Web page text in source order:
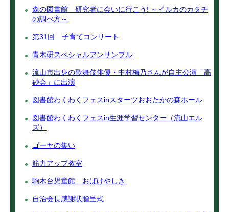
森の図書館 研究者に会いに行こう! ～イルカのカタチ
の調べ方～
第31回 子育てコンサート
青木研スペシャルアンサンブル
流山市出身の歌舞伎俳優・中村梅乃さんが自主公演「高
砂会」に出演
図書館わくわくフェスinスターツおおたかの森ホール
図書館わくわくフェスin生涯学習センター（流山エル
ズ）
ゴーヤの集い
筋力アップ教室
駒木台児童館 おばけやしき
自治会長感謝状贈呈式